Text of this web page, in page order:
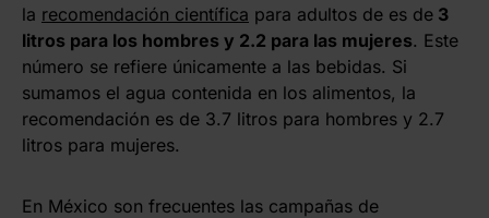
la recomendación científica para adultos de es de 3
litros para los hombres y 2.2 para las mujeres. Este
número se refiere únicamente a las bebidas. Si
sumamos el agua contenida en los alimentos, la
recomendación es de 3.7 litros para hombres y 2.7
litros para mujeres.
En México son frecuentes las campañas de